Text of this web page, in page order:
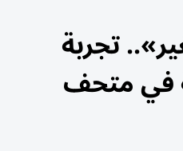
تجربة
في متحف